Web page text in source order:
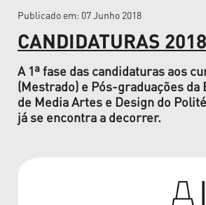
Ir
navegação
Publicado em: 07 Junho 2018
CANDIDATURAS
A 1ª fase das candidaturas aos
(Mestrado) e Pós-graduações da
de Media Artes e Design do
já se encontra a decorrer.